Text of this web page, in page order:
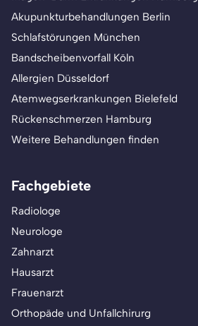
Akupunkturbehandlungen Berlin
Schlafstörungen München
Bandscheibenvorfall Köln
Allergien Düsseldorf
Atemwegserkrankungen Bielefeld
Rückenschmerzen Hamburg
Weitere Behandlungen finden
Fachgebiete
Radiologe
Neurologe
Zahnarzt
Hausarzt
Frauenarzt
Orthopäde und Unfallchirurg